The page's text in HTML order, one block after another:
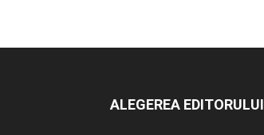
ALEGEREA EDITORULUI